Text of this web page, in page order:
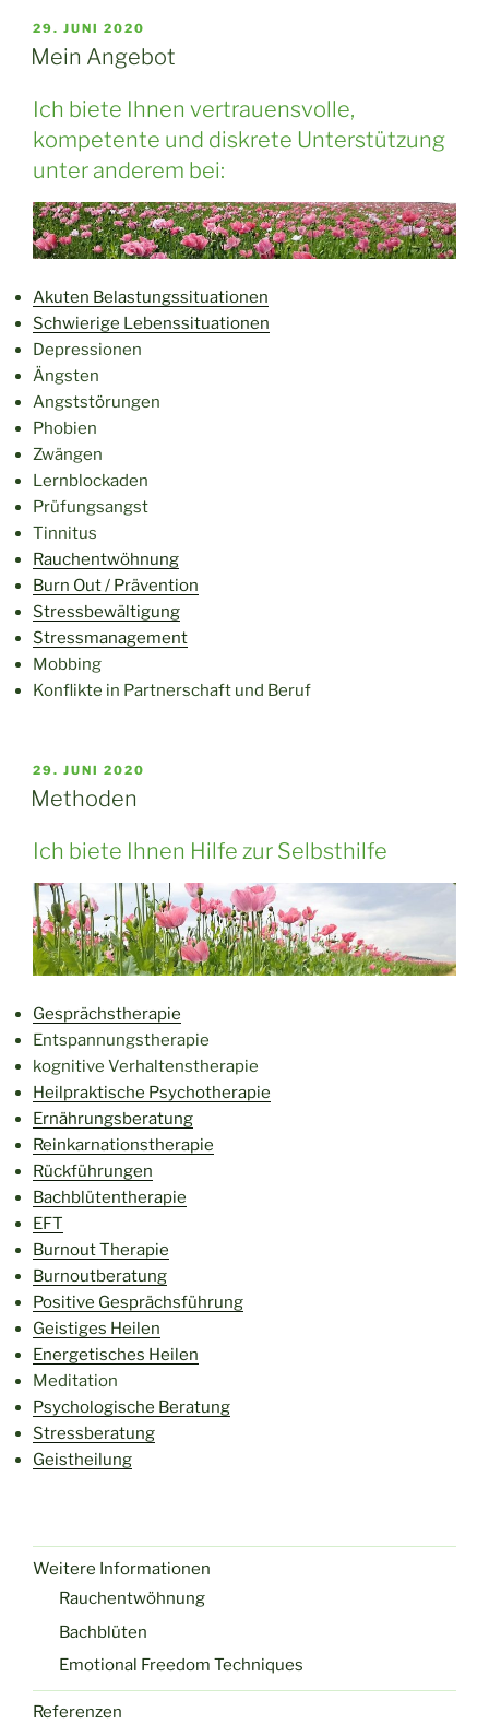
VERÖFFENTLICHT
AM
29. JUNI 2020
Mein Angebot
Ich biete Ihnen vertrauensvolle,
kompetente und diskrete Unterstützung
unter anderem bei:
Akuten Belastungssituationen
Schwierige Lebenssituationen
Depressionen
Ängsten
Angststörungen
Phobien
Zwängen
Lernblockaden
Prüfungsangst
Tinnitus
Rauchentwöhnung
Burn Out / Prävention
Stressbewältigung
Stressmanagement
Mobbing
Konflikte in Partnerschaft und Beruf
VERÖFFENTLICHT
AM
29. JUNI 2020
Methoden
Ich biete Ihnen Hilfe zur Selbsthilfe
Gesprächstherapie
Entspannungstherapie
kognitive Verhaltenstherapie
Heilpraktische Psychotherapie
Ernährungsberatung
Reinkarnationstherapie
Rückführungen
Bachblütentherapie
EFT
Burnout Therapie
Burnoutberatung
Positive Gesprächsführung
Geistiges Heilen
Energetisches Heilen
Meditation
Psychologische Beratung
Stressberatung
Geistheilung
Weitere Informationen
Rauchentwöhnung
Bachblüten
Emotional Freedom Techniques
Referenzen